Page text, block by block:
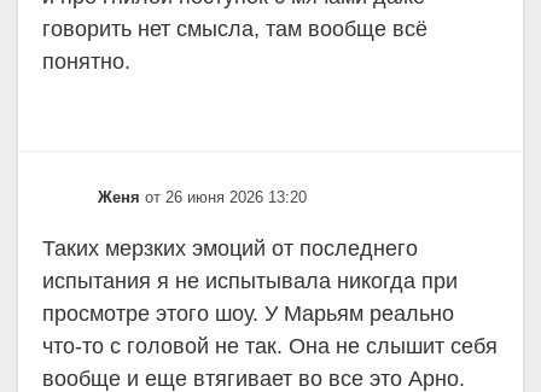
говорить нет смысла, там вообще всё
понятно.
Женя от 26 июня 2026 13:20
Таких мерзких эмоций от последнего
испытания я не испытывала никогда при
просмотре этого шоу. У Марьям реально
что-то с головой не так. Она не слышит себя
вообще и еще втягивает во все это Арно.